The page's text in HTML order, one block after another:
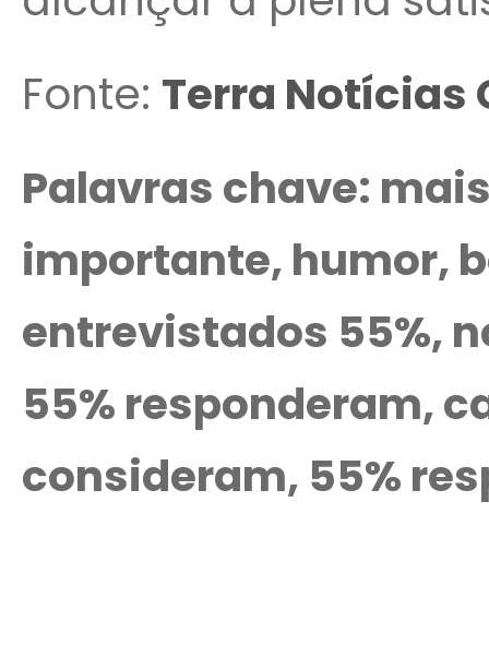
Fonte: Terra Notícias
Palavras chave:
importante, humor,
entrevistados 55%,
55% responderam,
consideram, 55%